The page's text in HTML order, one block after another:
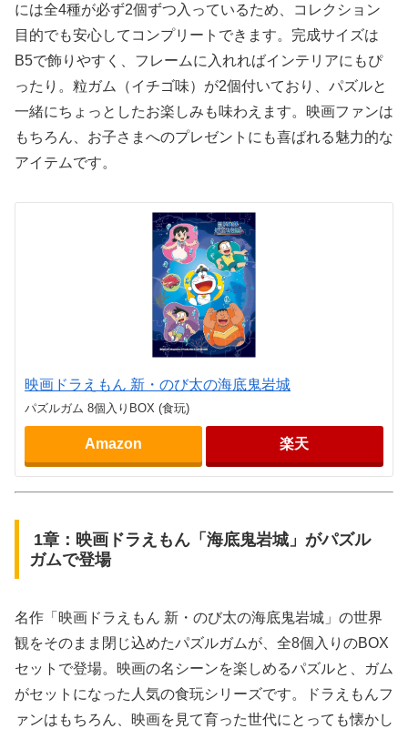
には全4種が必ず2個ずつ入っているため、コレクション
目的でも安心してコンプリートできます。完成サイズは
B5で飾りやすく、フレームに入れればインテリアにもぴ
ったり。粒ガム（イチゴ味）が2個付いており、パズルと
一緒にちょっとしたお楽しみも味わえます。映画ファンは
もちろん、お子さまへのプレゼントにも喜ばれる魅力的な
アイテムです。
映画ドラえもん 新・のび太の海底鬼岩城
パズルガム 8個入りBOX (食玩)
Amazon 楽天
1章：映画ドラえもん「海底鬼岩城」がパズル
ガムで登場
名作「映画ドラえもん 新・のび太の海底鬼岩城」の世界
観をそのまま閉じ込めたパズルガムが、全8個入りのBOX
セットで登場。映画の名シーンを楽しめるパズルと、ガム
がセットになった人気の食玩シリーズです。ドラえもんフ
ァンはもちろん、映画を見て育った世代にとっても懐かし